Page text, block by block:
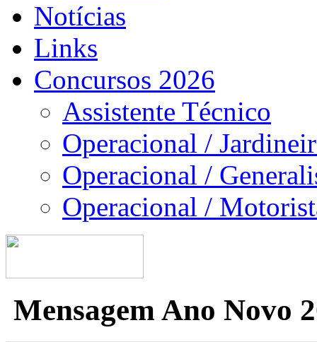
Notícias
Links
Concursos 2026
Assistente Técnico
Operacional /
Operacional /
Operacional /
Mensagem Ano Novo